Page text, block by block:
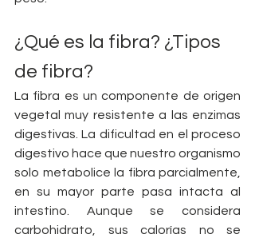
¿Qué es la fibra? ¿Tipos
de fibra?
La fibra es un componente de origen
vegetal muy resistente a las enzimas
digestivas. La dificultad en el proceso
digestivo hace que nuestro organismo
solo metabolice la fibra parcialmente,
en su mayor parte pasa intacta al
intestino. Aunque se considera
carbohidrato, sus calorías no se